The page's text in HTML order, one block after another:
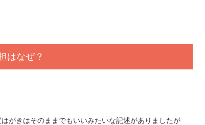
はなぜ？
がきはそのままでもいいみたいな記述がありましたが